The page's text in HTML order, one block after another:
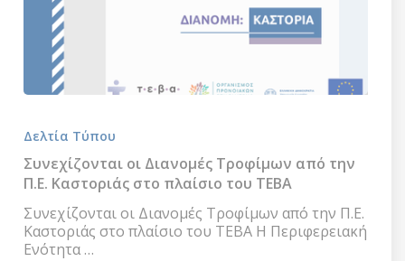
Διανομές
Τροφίμων
από
την
Π.Ε.
Καστοριάς
στο
Δελτία Τύπου
Συνεχίζονται οι Διανομές Τροφίμων από την
Π.Ε. Καστοριάς στο πλαίσιο του ΤΕΒΑ
Συνεχίζονται οι Διανομές Τροφίμων από την Π.Ε.
Καστοριάς στο πλαίσιο του ΤΕΒΑ Η Περιφερειακή
Ενότητα …